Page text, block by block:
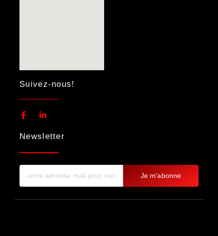
Suivez-nous!
Newsletter
Je m'abonne